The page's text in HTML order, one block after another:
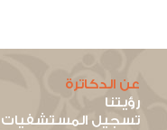
عن الدكاترة
رؤيتنا
تسجيل المستشفيات